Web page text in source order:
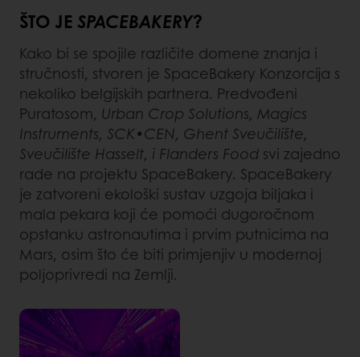
ŠTO JE SPACEBAKERY?
Kako bi se spojile različite domene znanja i
stručnosti, stvoren je SpaceBakery Konzorcija s
nekoliko belgijskih partnera. Predvođeni
Puratosom, Urban Crop Solutions, Magics
Instruments, SCK•CEN, Ghent Sveučilište,
Sveučilište Hasselt, i Flanders Food svi zajedno
rade na projektu SpaceBakery. SpaceBakery
je zatvoreni ekološki sustav uzgoja biljaka i
mala pekara koji će pomoći dugoročnom
opstanku astronautima i prvim putnicima na
Mars, osim što će biti primjenjiv u modernoj
poljoprivredi na Zemlji.